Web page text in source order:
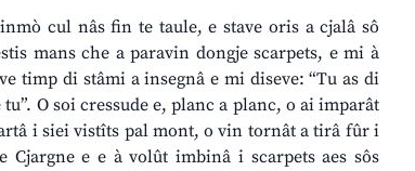
cul nâs fin te taule, e stave oris a cjalâ sô
mans che a paravin dongje scarpets, e mi à
timp di stâmi a insegnâ e mi diseve: “Tu as di
O soi cressude e, planc a planc, o ai imparât
i siei vistîts pal mont, o vin tornât a tirâ fûr i
Cjargne e e à volût imbinâ i scarpets aes sôs